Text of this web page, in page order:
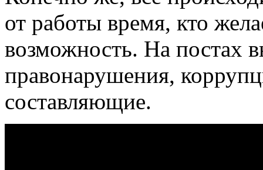
от работы время, кто
возможность. На постах
правонарушения,
составляющие.